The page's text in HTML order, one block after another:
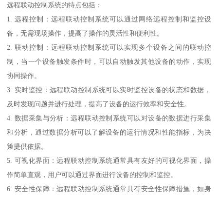
远程联动控制系统的特点包括：
1. 远程控制：远程联动控制系统可以通过网络远程控制和监控设
备，无需现场操作，提高了操作的灵活性和便利性。
2. 联动控制：远程联动控制系统可以实现多个设备之间的联动控
制，当一个设备触发条件时，可以自动触发其他设备的动作，实现
协同操作。
3. 实时监控：远程联动控制系统可以实时监控设备的状态和数据，
及时发现问题并进行处理，提高了设备的运行效率和安全性。
4. 数据采集与分析：远程联动控制系统可以对设备的数据进行采集
和分析，通过数据分析可以了解设备的运行情况和性能指标，为决
策提供依据。
5. 可视化界面：远程联动控制系统通常具有友好的可视化界面，操
作简单直观，用户可以通过界面进行设备的控制和监控。
6. 安全性保障：远程联动控制系统通常具有安全性保障措施，如身